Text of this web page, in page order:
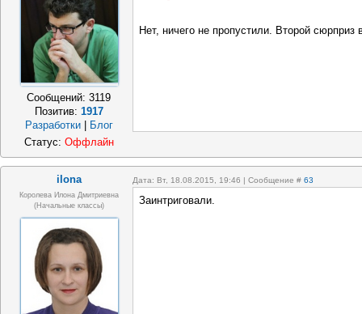
Сообщений:3119
Позитив: 1917
Разработки
Блог
Нет, ничего не пропустили. Второй сюрприз
Статус: Оффлайн
ilona Дата: Вт, 18.08.2015, 19:46 | Сообщение # 63
Королева Илона Дмитриевна
(начальные классы)
Заинтриговали.